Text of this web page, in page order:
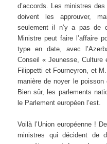
d’accords. Les ministres
doivent les approuver,
seulement il n’y a pas de
Ministre peut faire l’affaire
type en date, avec
Conseil « Jeunesse,
Filippetti et Fourneyron, et
manière de noyer le poisson
Bien sûr, les parlements
le Parlement européen l’est.
Voilà l’Union européenne !
ministres qui décident de